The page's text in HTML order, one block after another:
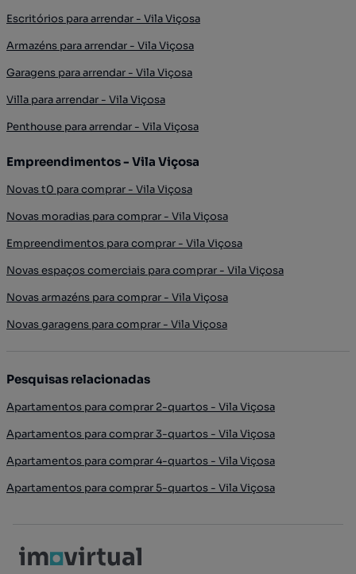
Escritórios para arrendar - Vila Viçosa
Armazéns para arrendar - Vila Viçosa
Garagens para arrendar - Vila Viçosa
Villa para arrendar - Vila Viçosa
Penthouse para arrendar - Vila Viçosa
Empreendimentos - Vila Viçosa
Novas t0 para comprar - Vila Viçosa
Novas moradias para comprar - Vila Viçosa
Empreendimentos para comprar - Vila Viçosa
Novas espaços comerciais para comprar - Vila Viçosa
Novas armazéns para comprar - Vila Viçosa
Novas garagens para comprar - Vila Viçosa
Pesquisas relacionadas
Apartamentos para comprar 2-quartos - Vila Viçosa
Apartamentos para comprar 3-quartos - Vila Viçosa
Apartamentos para comprar 4-quartos - Vila Viçosa
Apartamentos para comprar 5-quartos - Vila Viçosa